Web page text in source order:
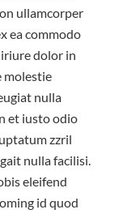
ullamcorper
ea commodo
dolor in
molestie
nulla
et iusto odio
zzril
nulla facilisi.
eleifend
id quod